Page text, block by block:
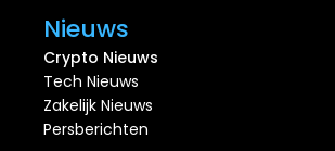
Nieuws
Crypto Nieuws
Tech Nieuws
Zakelijk Nieuws
Persberichten